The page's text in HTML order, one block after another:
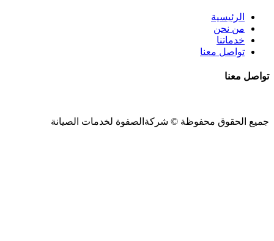
الرئيسية
من نحن
خدماتنا
تواصل معنا
تواصل معنا
جميع الحقوق محفوظة © شركةالصفوة لخدمات الصيانة